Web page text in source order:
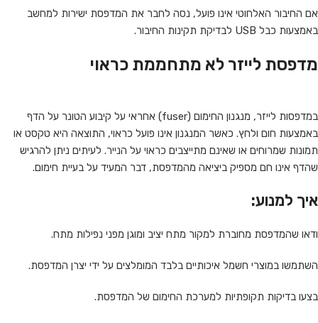
אם החיבור האלחוטי אינו פועל, נסה לחבר את המדפסת ישירות למחשב
באמצעות כבל USB לבדיקת תקינות החיבור.
מדפסת לייזר לא מתחממת כראוי
במדפסות לייזר, מנגנון החימום (fuser) אחראי על קיבוע הטונר על הדף
באמצעות חום ולחץ. כאשר המנגנון אינו פועל כראוי, התוצאה היא טקסט או
תמונות שמרוחים או שאינם מתייצבים כראוי על הנייר. לעיתים ניתן להרגיש
שהדף אינו חם מספיק ביציאה מהמדפסת, דבר המעיד על בעיית חימום.
איך למנוע:
ודאו שהמדפסת מחוברת למקור מתח יציב ומוגן מפני נפילות מתח.
השתמשו במוצרי חשמל איכותיים בלבד המומלצים על ידי יצרן המדפסת.
בצעו בדיקות תקופתיות למערכת החימום של המדפסת.